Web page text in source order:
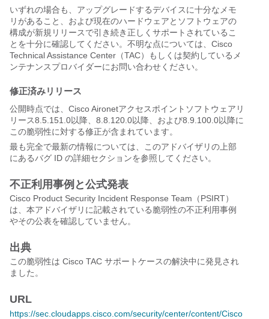
いずれの場合も、アップグレードするデバイスに十分なメモ
リがあること、および現在のハードウェアとソフトウェアの
構成が新規リリースで引き続き正しくサポートされているこ
とを十分に確認してください。不明な点については、Cisco
Technical Assistance Center（TAC）もしくは契約しているメ
ンテナンスプロバイダーにお問い合わせください。
修正済みリリース
公開時点では、Cisco Aironetアクセスポイントソフトウェアリ
リース8.5.151.0以降、8.8.120.0以降、および8.9.100.0以降に
この脆弱性に対する修正が含まれています。
最も完全で最新の情報については、このアドバイザリの上部
にあるバグ ID の詳細セクションを参照してください。
不正利用事例と公式発表
Cisco Product Security Incident Response Team（PSIRT）
は、本アドバイザリに記載されている脆弱性の不正利用事例
やその公表を確認していません。
出典
この脆弱性は Cisco TAC サポートケースの解決中に発見され
ました。
URL
https://sec.cloudapps.cisco.com/security/center/content/Cisco